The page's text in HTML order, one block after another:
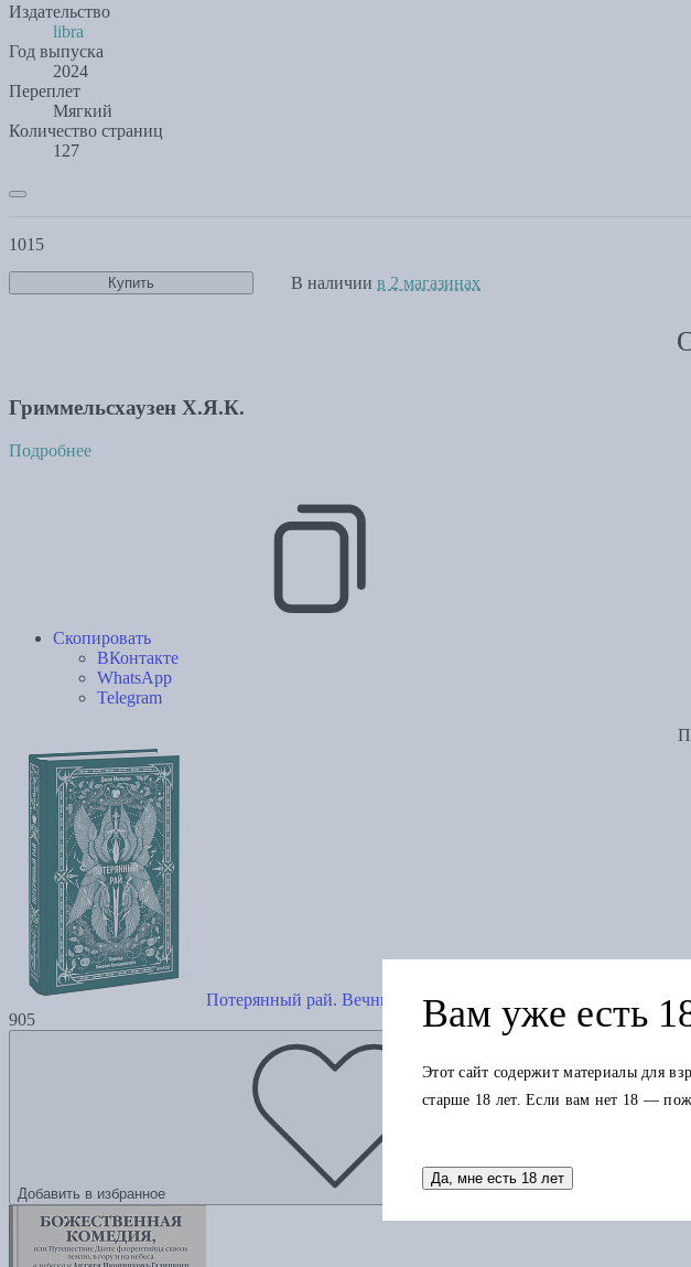
Издательство
libra
Год выпуска
2024
Переплет
Мягкий
Количество страниц
127
1015
Купить В наличии в 2 магазинах
Гриммельсхаузен Х.Я.К.
Подробнее
Скопировать
ВКонтакте
WhatsApp
Telegram
Потерянный рай. Вечные истории
905
Добавить в избранное Добавить в корзину
Вам уже есть
Этот сайт содержит материалы для
старше 18 лет. Если вам нет 18 —
Да, мне есть 18 лет